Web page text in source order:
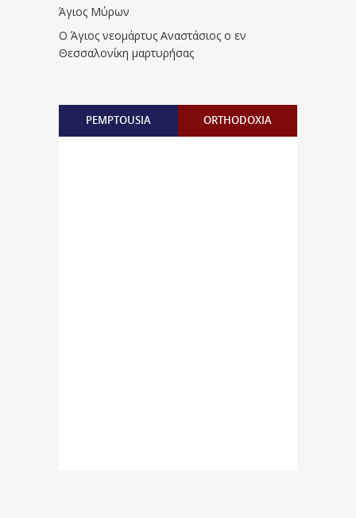
Άγιος Μύρων
Ο Άγιος νεομάρτυς Αναστάσιος ο εν
Θεσσαλονίκη μαρτυρήσας
PEMPTOUSIA ORTHODOXIA